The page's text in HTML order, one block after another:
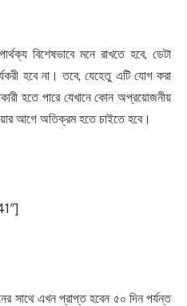
বিশেষভাবে মনে রাখতে হবে, ডেটা
হবে না। তবে, যেহেতু এটি যোগ করা
হতে পারে যেখানে কোন অপ্রয়োজনীয়
আগে অতিক্রম হতে চাইতে হবে।
সাথে এখন প্রাপ্ত হবেন ৫০ দিন পর্যন্ত